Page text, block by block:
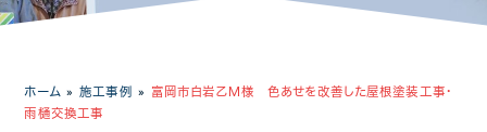
ホーム »施工事例 » 富岡市白岩乙M様 色あせを改善した屋根塗装工事・
雨樋交換工事